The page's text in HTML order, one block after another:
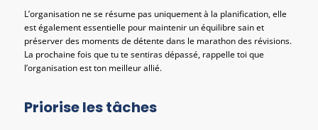
L’organisation ne se résume pas uniquement à la planification, elle
est également essentielle pour maintenir un équilibre sain et
préserver des moments de détente dans le marathon des révisions.
La prochaine fois que tu te sentiras dépassé, rappelle toi que
l’organisation est ton meilleur allié.
Priorise les tâches